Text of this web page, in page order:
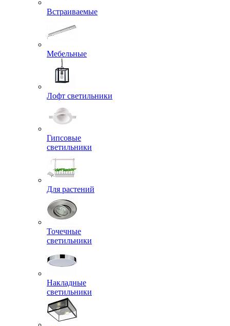
Встраиваемые
Мебельные
Лофт светильники
Гипсовые
светильники
Для растений
Точечные
светильники
Накладные
светильники